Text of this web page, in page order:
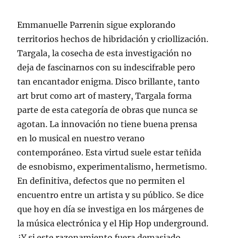
Emmanuelle Parrenin sigue explorando
territorios hechos de hibridación y criollización.
Targala, la cosecha de esta investigación no
deja de fascinarnos con su indescifrable pero
tan encantador enigma. Disco brillante, tanto
art brut como art of mastery, Targala forma
parte de esta categoría de obras que nunca se
agotan. La innovación no tiene buena prensa
en lo musical en nuestro verano
contemporáneo. Esta virtud suele estar teñida
de esnobismo, experimentalismo, hermetismo.
En definitiva, defectos que no permiten el
encuentro entre un artista y su público. Se dice
que hoy en día se investiga en los márgenes de
la música electrónica y el Hip Hop underground.